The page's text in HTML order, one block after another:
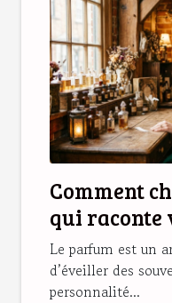
Comment
qui
personnelle
Le parfum est un
d’éveiller des
personnalité...